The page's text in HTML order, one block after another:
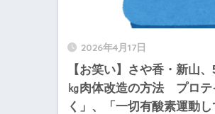
2026年4月17日
【お笑い】さや香・新山
㎏肉体改造の方法 プロテ
く」、「一切有酸素運動し